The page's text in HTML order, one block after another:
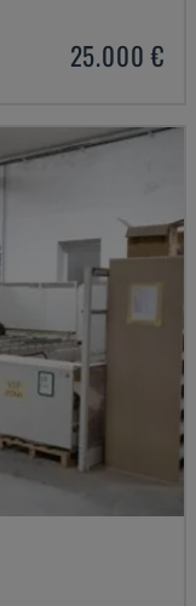
25.000 €